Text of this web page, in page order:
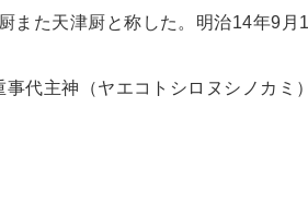
た天津厨と称した。明治14年9月
代主神（ヤエコトシロヌシノカミ